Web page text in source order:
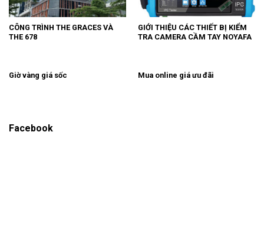
CÔNG TRÌNH THE GRACES VÀ
THE 678
GIỚI THIỆU CÁC THIẾT BỊ KIỂM
TRA CAMERA CẦM TAY NOYAFA
Giờ vàng giá sốc Mua online giá ưu đãi
Facebook